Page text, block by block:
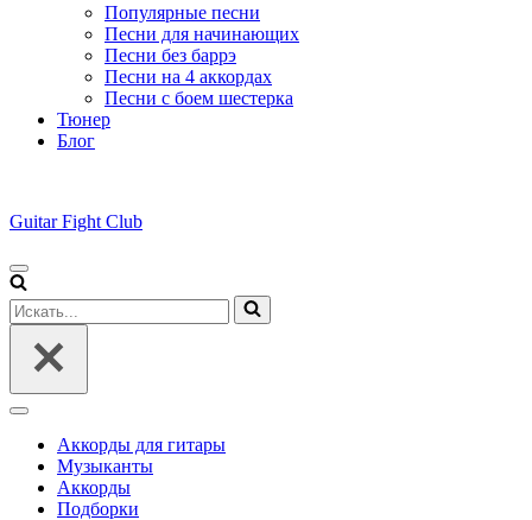
Популярные песни
Песни для начинающих
Песни без баррэ
Песни на 4 аккордах
Песни с боем шестерка
Тюнер
Блог
Guitar Fight Club
Меню
навигации
Искать...
Меню
навигацииАккорды для гитары
Музыканты
Аккорды
Подборки